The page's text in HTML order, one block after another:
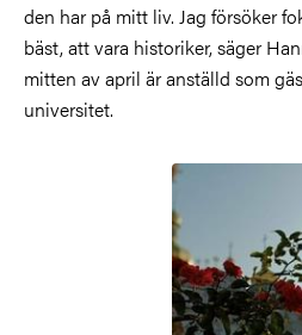
den har på mitt liv. Jag försöker
bäst, att vara historiker, säger
mitten av april är anställd som
universitet.
Bild